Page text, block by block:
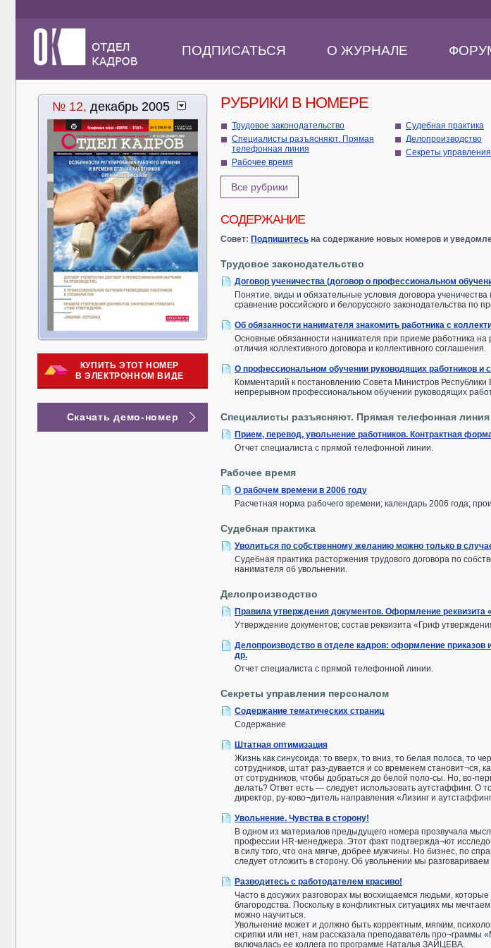
ПОДПИСАТЬСЯ О ЖУРНАЛЕ
№ 12, декабрь 2005
КУПИТЬ ЭТОТ НОМЕР
В ЭЛЕКТРОННОМ ВИДЕ
Скачать демо-номер
РУБРИКИ В НОМЕРЕ
Трудовое законодательство
Специалисты разъясняют. Прямая
телефонная линия
Рабочее время
Судебная практика
Делопроизводство
Секреты
Все рубрики
СОДЕРЖАНИЕ
Совет: Подпишитесь на содержание новых номеров и
Трудовое законодательство
Договор ученичества (договор о профессиональном
Понятие, виды и обязательные условия договора
сравнение российского и белорусского законодательства по
Об обязанности нанимателя знакомить работника с
Основные обязанности нанимателя при приеме работника
отличия коллективного договора и коллективного соглашения.
О профессиональном обучении руководящих работников и
Комментарий к постановлению Совета Министров
непрерывном профессиональном обучении руководящих
Специалисты разъясняют. Прямая телефонная линия
Прием, перевод, увольнение работников. Контрактная
Отчет специалиста с прямой телефонной линии.
Рабочее время
О рабочем времени в 2006 году
Расчетная норма рабочего времени; календарь 2006 года;
Судебная практика
Уволиться по собственному желанию можно только в
Судебная практика расторжения трудового договора по
нанимателя об увольнении.
Делопроизводство
Правила утверждения документов. Оформление реквизита
Утверждение документов; состав реквизита «Гриф
Делопроизводство в отделе кадров: оформление приказов
др.
Отчет специалиста с прямой телефонной линии.
Секреты управления персоналом
Содержание тематических страниц
Содержание
Штатная оптимизация
Жизнь как синусоида: то вверх, то вниз, то белая полоса, то
сотрудников, штат раз-дувается и со временем становит¬ся,
от сотрудников, чтобы добраться до белой поло-сы. Но, во-
делать? Ответ есть — следует использовать аутстаффинг.
директор, ру-ково¬дитель направления «Лизинг и
Увольнение. Чувства в сторону!
В одном из материалов предыдущего номера прозвучала
профессии HR-менеджера. Этот факт подтвержда¬ют
в силу того, что она мягче, добрее мужчины. Но бизнес, по
следует отложить в сторону. Об увольнении мы
Разводитесь с работодателем красиво!
Часто в досужих разговорах мы восхищаемся людьми,
благородства. Поскольку в конфликтных ситуациях мы
можно научиться.
Увольнение может и должно быть корректным, мягким,
скрипки или нет, нам рассказала преподаватель
включалась ее коллега по программе Наталья ЗАЙЦЕВА.